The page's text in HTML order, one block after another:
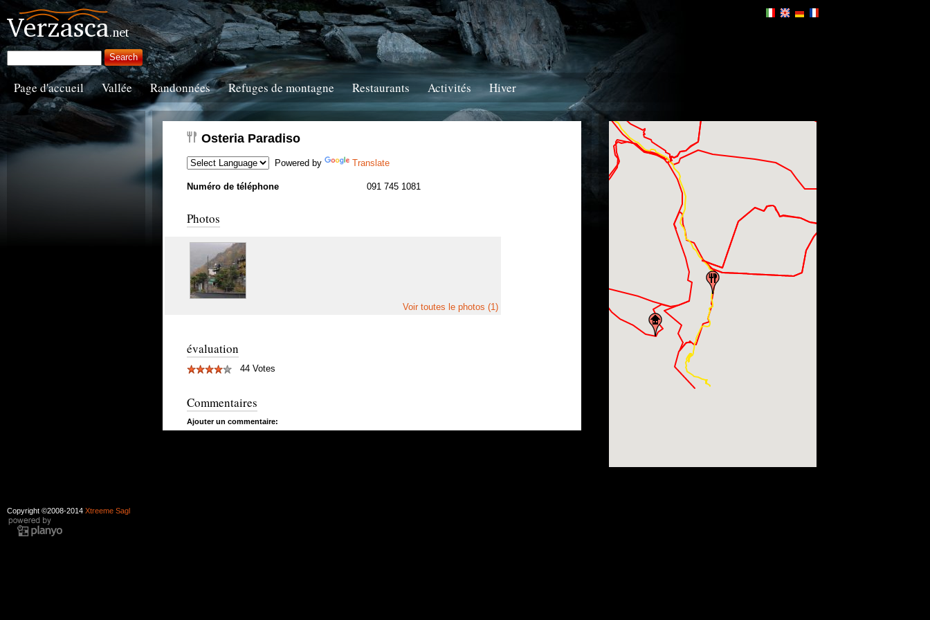
Page d'accueil Vallée Randonnées Refuges de montagne Restaurants Activités Hiver
Osteria Paradiso
Powered by Translate
Numéro de téléphone 091 745 1081
Photos
Voir toutes le photos (1)
évaluation
44 Votes
Commentaires
Ajouter un commentaire:
Copyright ©2008-2014 Xtreeme Sagl